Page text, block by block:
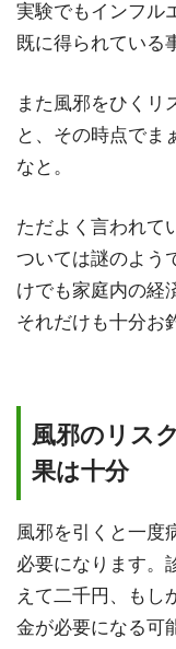
【PR】葉酸
すい体作
実験でもインフル
既に得られている
また風邪をひくリ
と、その時点でま
なと。
ただよく言われて
ついては謎のよう
けでも家庭内の経
それだけも十分お
風邪のリス
果は十分
風邪を引くと一度
必要になります。
えて二千円、もし
金が必要になる可